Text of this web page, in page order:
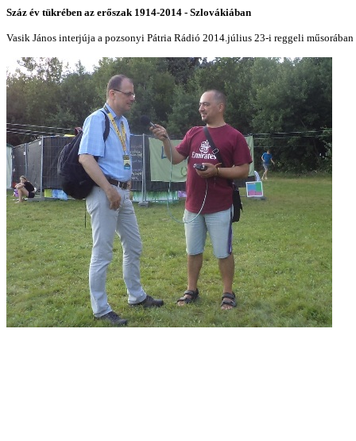
Száz év tükrében az erőszak 1914-2014 - Szlovákiában
Vasik János interjúja a pozsonyi Pátria Rádió 2014.július 23-i reggeli